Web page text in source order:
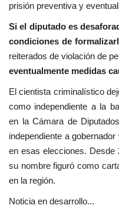
prisión preventiva y
Si el diputado es
condiciones de
reiterados de violación de
eventualmente medidas
El cientista criminalístico
como independiente a la
en la Cámara de
independiente a
en esas elecciones. Desde
su nombre figuró como
en la región.
Noticia en desarrollo...